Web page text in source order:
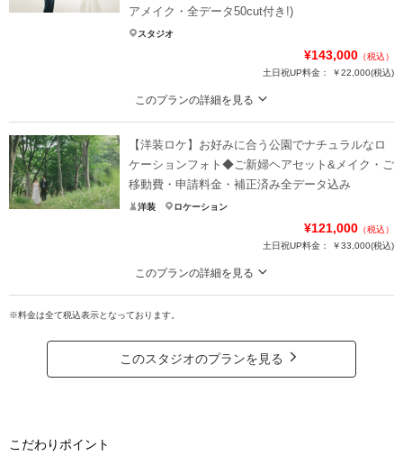
アメイク・全データ50cut付き!)
スタジオ
¥143,000 （税込）
土日祝UP料金：
￥22,000(税込)
このプランの詳細を見る
★ご希望の撮影時期に合わせてキャンペーン実施中です★
ONESTYLEでは、大好きなペットとの撮影も可能です！
スタジオプランなら衣装グレードアップも無料♪
ペット撮影だからといって、衣装が限定される事もありません。
もちろん和装でも◎
※表記金額にはペット撮影保証料（¥33,000税込）が含まれています。
プラン詳細
撮影料 新婦衣装1着 新郎衣装1着
台紙付写真
【洋装ロケ】お好みに合う公園でナチュラルなロ
ケーションフォト◆ご新婦ヘアセット&メイク・ご
移動費・申請料金・補正済み全データ込み
洋装 ロケーション
¥121,000 （税込）
土日祝UP料金：
￥33,000(税込)
このプランの詳細を見る
ラフ・カジュアル・開放的な撮影ができる公園フォトプラン＊自然豊かな公園
や、横浜らしい風景が広がる公園からお好み合わせてセレクト◎
海外風の雰囲気漂う『港の見える丘公園』
まるで軽井沢のようなお写真も撮影可能な『根岸森林公園』などから
※根岸森林公園の場合：＋¥11,000（税込）となります
※料金は全て税込表示となっております。
このスタジオのプランを見る
こだわりポイント